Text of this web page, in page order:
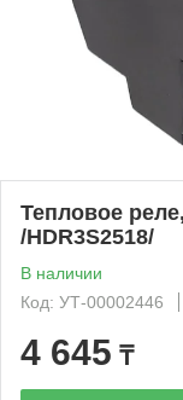
Тепловое
/HDR3S2518/
В наличии
Код: УТ-00002446
4 645 ₸